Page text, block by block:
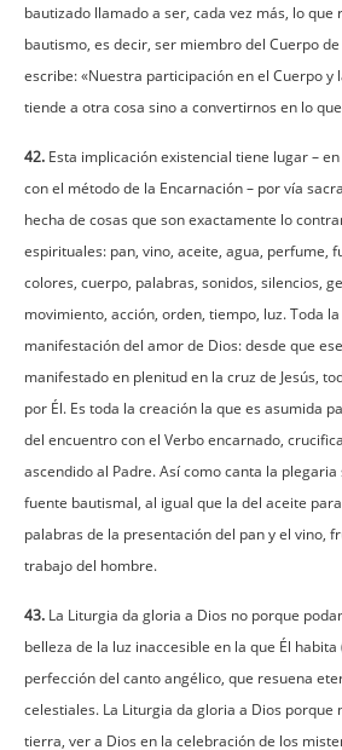
bautizado llamado a ser, cada vez más, lo que
bautismo, es decir, ser miembro del Cuerpo
escribe: «Nuestra participación en el Cuerpo y
tiende a otra cosa sino a convertirnos en lo
42. Esta implicación existencial tiene lugar –
con el método de la Encarnación – por vía
hecha de cosas que son exactamente lo
espirituales: pan, vino, aceite, agua, perfume,
colores, cuerpo, palabras, sonidos, silencios,
movimiento, acción, orden, tiempo, luz. Toda
manifestación del amor de Dios: desde que
manifestado en plenitud en la cruz de Jesús,
por Él. Es toda la creación la que es asumida
del encuentro con el Verbo encarnado,
ascendido al Padre. Así como canta la
fuente bautismal, al igual que la del aceite
palabras de la presentación del pan y el vino,
trabajo del hombre.
43. La Liturgia da gloria a Dios no porque
belleza de la luz inaccesible en la que Él habita
perfección del canto angélico, que resuena
celestiales. La Liturgia da gloria a Dios porque
tierra, ver a Dios en la celebración de los